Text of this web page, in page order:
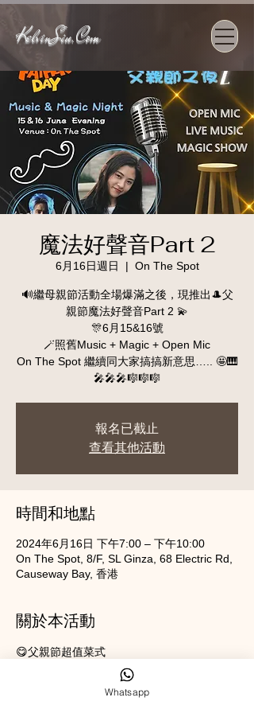
KelvinSiu.Com
魔法好聲音Part 2
6月16日週日
  |
On The Spot
🔊繼母親節活動全場爆滿之後，現推出🎩父
親節魔法好聲音Part 2 💫
🎊6月15&16號
🪄照舊Music + Magic + Open Mic
On The Spot 繼續同大家搞搞新意思….. 🤩🎹
報名已截止
查看其他活動
時間和地點
2024年6月16日 下午7:00 – 下午10:00
On The Spot, 8/F, SL Ginza, 68 Electric Rd,
Causeway Bay, 香港
關於本活動
😋父親節超值菜式
Whatsapp